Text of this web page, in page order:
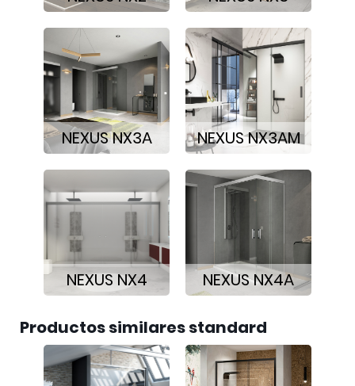
NEXUS NX3A NEXUS NX3AM
NEXUS NX4 NEXUS NX4A
Productos similares standard